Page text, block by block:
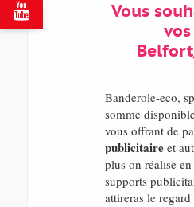

Vous
Banderole-eco,
somme
vous offrant de
publicitaireet
plus on réalise en
supports
attireras le